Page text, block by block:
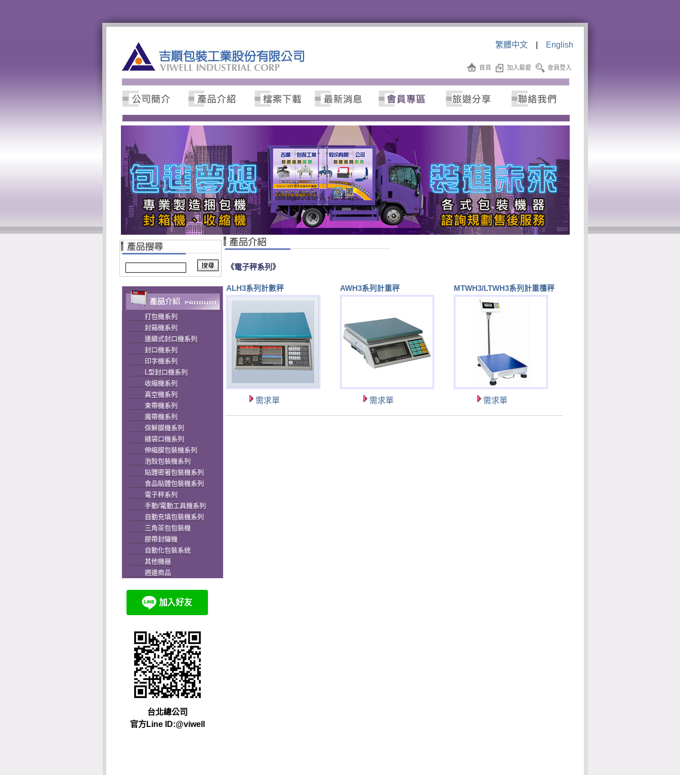
繁體中文| English
首頁 加入最愛 會員登入
打包機系列
封箱機系列
連續式封口機系列
封口機系列
印字機系列
L型封口機系列
收縮機系列
真空機系列
束帶機系列
魔帶機系列
保鮮膜機系列
縫袋口機系列
伸縮膜包裝機系列
泡殼包裝機系列
貼體密著包裝機系列
食品貼體包裝機系列
電子秤系列
手動/電動工具機系列
自動充填包裝機系列
三角茶包包裝機
膠帶封罐機
自動化包裝系統
其他機器
週邊商品
台北總公司
官方Line ID:@viwell
《電子秤系列》
ALH3系列計數秤
需求單
AWH3系列計重秤
需求單
MTWH3/LTWH3系列計重檯秤
需求單